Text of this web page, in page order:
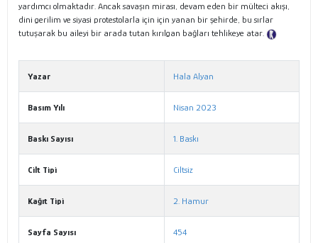
yardımcı olmaktadır. Ancak savaşın mirası, devam eden bir mülteci akışı,
dini gerilim ve siyasi protestolarla için için yanan bir şehirde, bu sırlar
tutuşarak bu aileyi bir arada tutan kırılgan bağları tehlikeye atar.
Yazar Hala Alyan
Basım Yılı Nisan 2023
Baskı Sayısı 1. Baskı
Cilt Tipi Ciltsiz
Kağıt Tipi 2. Hamur
Sayfa Sayısı 454